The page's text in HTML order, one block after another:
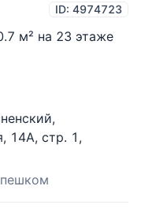
ID: 4974723
м² на 23 этаже
,
, 14А, стр. 1 ,